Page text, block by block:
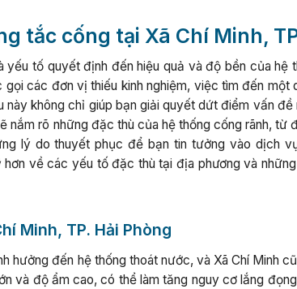
tắc cống tại Xã Chí Minh,
tố quyết định đến hiệu quả và độ bền của hệ
các đơn vị thiếu kinh nghiệm, việc tìm đến một
không chỉ giúp bạn giải quyết dứt điểm vấn đề
nắm rõ những đặc thù của hệ thống cống rãnh, từ
lý do thuyết phục để bạn tin tưởng vào dịch
hơn về các yếu tố đặc thù tại địa phương và
Minh, TP. Hải Phòng
hưởng đến hệ thống thoát nước, và Xã Chí Minh
và độ ẩm cao, có thể làm tăng nguy cơ lắng